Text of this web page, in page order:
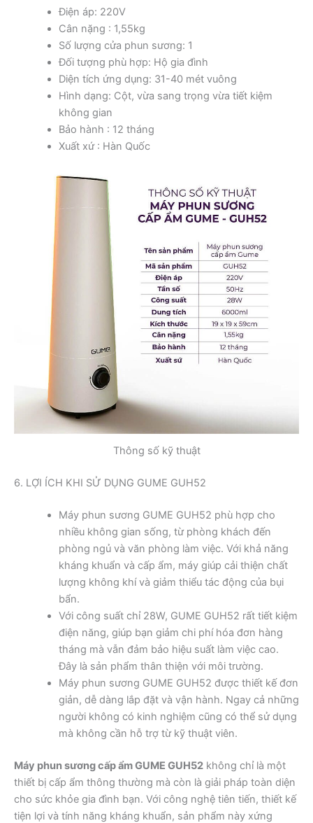
Điện áp: 220V
Cân nặng : 1,55kg
Số lượng cửa phun sương: 1
Đối tượng phù hợp: Hộ gia đình
Diện tích ứng dụng: 31-40 mét vuông
Hình dạng: Cột, vừa sang trọng vừa tiết kiệm
không gian
Bảo hành : 12 tháng
Xuất xứ : Hàn Quốc
Thông số kỹ thuật
6. LỢI ÍCH KHI SỬ DỤNG GUME GUH52
Máy phun sương GUME GUH52 phù hợp cho
nhiều không gian sống, từ phòng khách đến
phòng ngủ và văn phòng làm việc. Với khả năng
kháng khuẩn và cấp ẩm, máy giúp cải thiện chất
lượng không khí và giảm thiểu tác động của bụi
bẩn.
Với công suất chỉ 28W, GUME GUH52 rất tiết kiệm
điện năng, giúp bạn giảm chi phí hóa đơn hàng
tháng mà vẫn đảm bảo hiệu suất làm việc cao.
Đây là sản phẩm thân thiện với môi trường.
Máy phun sương GUME GUH52 được thiết kế đơn
giản, dễ dàng lắp đặt và vận hành. Ngay cả những
người không có kinh nghiệm cũng có thể sử dụng
mà không cần hỗ trợ từ kỹ thuật viên.
Máy phun sương cấp ẩm GUME GUH52 không chỉ là một
thiết bị cấp ẩm thông thường mà còn là giải pháp toàn diện
cho sức khỏe gia đình bạn. Với công nghệ tiên tiến, thiết kế
tiện lợi và tính năng kháng khuẩn, sản phẩm này xứng